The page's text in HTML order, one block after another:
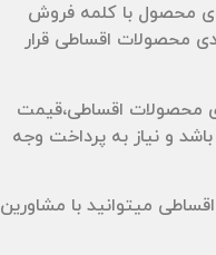
محصول با کلمه فروش
محصولات اقساطی قرار
محصولات اقساطی،قیمت
و نیاز به پرداخت وجه
میتوانید با مشاورین